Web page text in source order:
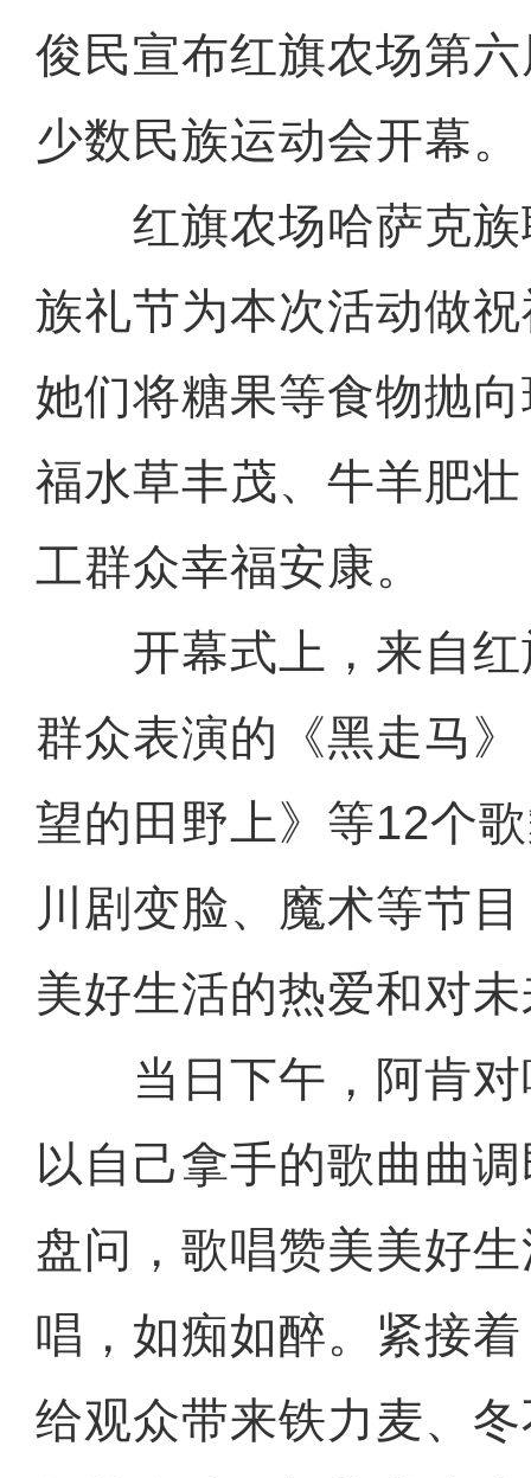
俊民宣布红旗农场第
少数民族运动会开幕。
红旗农场哈萨克族
族礼节为本次活动做
她们将糖果等食物抛
福水草丰茂、牛羊肥
工群众幸福安康。
开幕式上，来自红
群众表演的《黑走马
望的田野上》等12个
川剧变脸、魔术等节
美好生活的热爱和对
当日下午，阿肯对
以自己拿手的歌曲曲
盘问，歌唱赞美美好
唱，如痴如醉。紧接
给观众带来铁力麦、